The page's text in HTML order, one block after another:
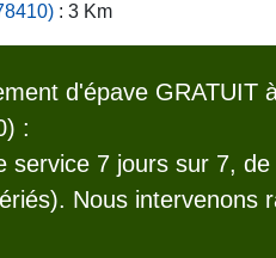
: 3 Km
d'épave GRATUIT
:
service 7 jours sur 7,
Nous intervenons